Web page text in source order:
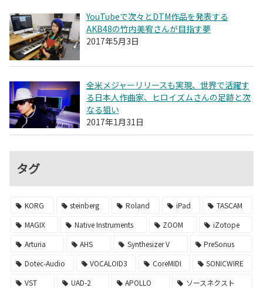
YouTubeで次々とDTM作品を発表する
AKB48の竹内美宥さんが目指す夢
2017年5月3日
全米メジャーリリースも実現、世界で活躍す
る日本人作曲家、ヒロイズムさんの足跡と次
なる狙い
2017年1月31日
タグ
KORG steinberg Roland iPad
TASCAM
MAGIX
Native Instruments ZOOM
iZotope
Arturia
AHS Synthesizer V
PreSonus
Dotec-Audio
VOCALOID3 CoreMIDI
SONICWIRE
VST
UAD-2 APOLLO
ソースネクスト